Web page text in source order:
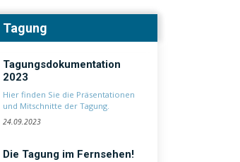
Tagungsdokumentation
2023
Hier finden Sie die Präsentationen
und Mitschnitte der Tagung.
24.09.2023
Die Tagung im Fernsehen!